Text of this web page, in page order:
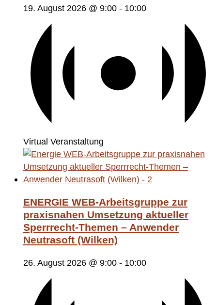
19. August 2026 @ 9:00 - 10:00
Virtual Veranstaltung
ENERGIE WEB-Arbeitsgruppe zur
praxisnahen Umsetzung aktueller
Sperrrecht-Themen – Anwender
Neutrasoft (Wilken)
26. August 2026 @ 9:00 - 10:00